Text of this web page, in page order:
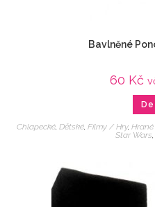
Bavlněné
60 Kč
Chlapecké, Dětské, Filmy / Hry, Hrané
Star Wars,